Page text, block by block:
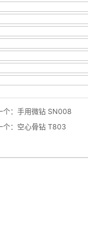
个：手用微钻 SN008
： 空心骨钻 T803